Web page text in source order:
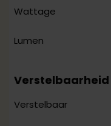
Wattage
Lumen
Verstelbaarheid
Verstelbaar